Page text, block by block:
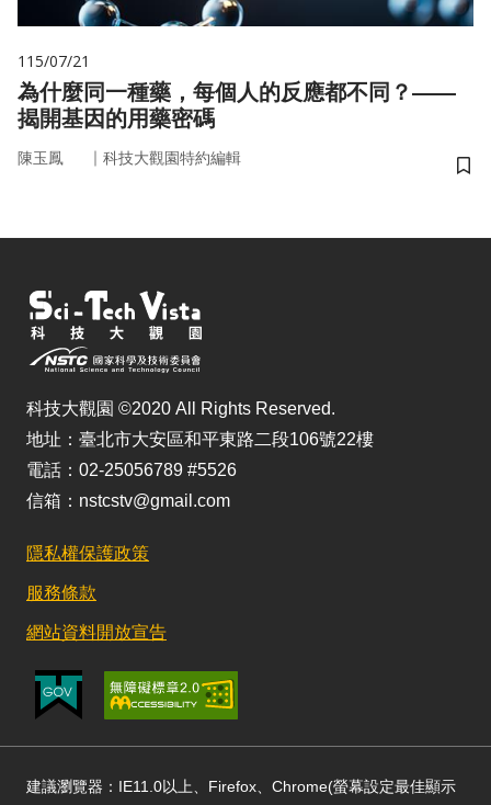
115/07/21
為什麼同一種藥，每個人的反應都不同？——
揭開基因的用藥密碼
陳玉鳳 ｜ 科技大觀園特約編輯
儲
科技大觀園 ©2020 All Rights Reserved.
地址：臺北市大安區和平東路二段106號22樓
電話：02-25056789 #5526
信箱：nstcstv@gmail.com
隱私權保護政策
服務條款
網站資料開放宣告
建議瀏覽器：IE11.0以上、Firefox、Chrome(螢幕設定最佳顯示